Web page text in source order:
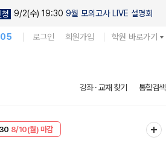
청 9/2(수) 19:30 9월 모의고사 LIVE 설명회
로그인 회원가입 학원 바로가기
강좌 · 교재 찾기 통합검색
8/10(월) 마감
사고력을 동시에 잡는 통합사회 강의의 정석
이유를 먼저 생각하게 만들어준 강의!!